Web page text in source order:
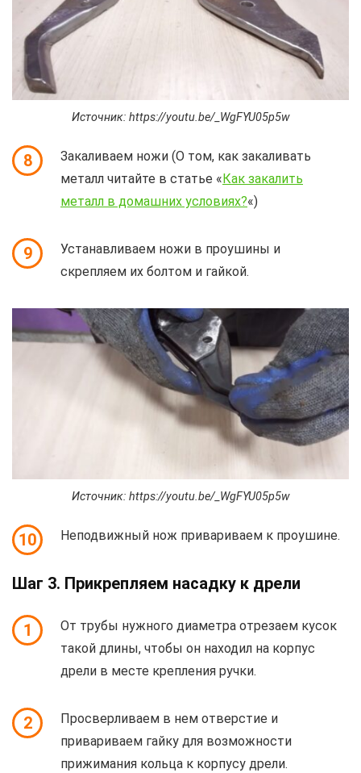
Источник: https://youtu.be/_WgFYU05p5w
8
Закаливаем ножи (О том, как закаливать
металл читайте в статье «Как закалить
металл в домашних условиях?«)
9
Устанавливаем ножи в проушины и
скрепляем их болтом и гайкой.
Источник: https://youtu.be/_WgFYU05p5w
10 Неподвижный нож привариваем к проушине.
Шаг 3. Прикрепляем насадку к дрели
1
От трубы нужного диаметра отрезаем кусок
такой длины, чтобы он находил на корпус
дрели в месте крепления ручки.
2
Просверливаем в нем отверстие и
привариваем гайку для возможности
прижимания кольца к корпусу дрели.